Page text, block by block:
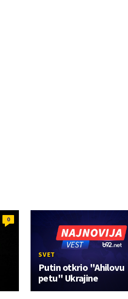
0
SVET
Putin otkrio "Ahilovu
petu" Ukrajine